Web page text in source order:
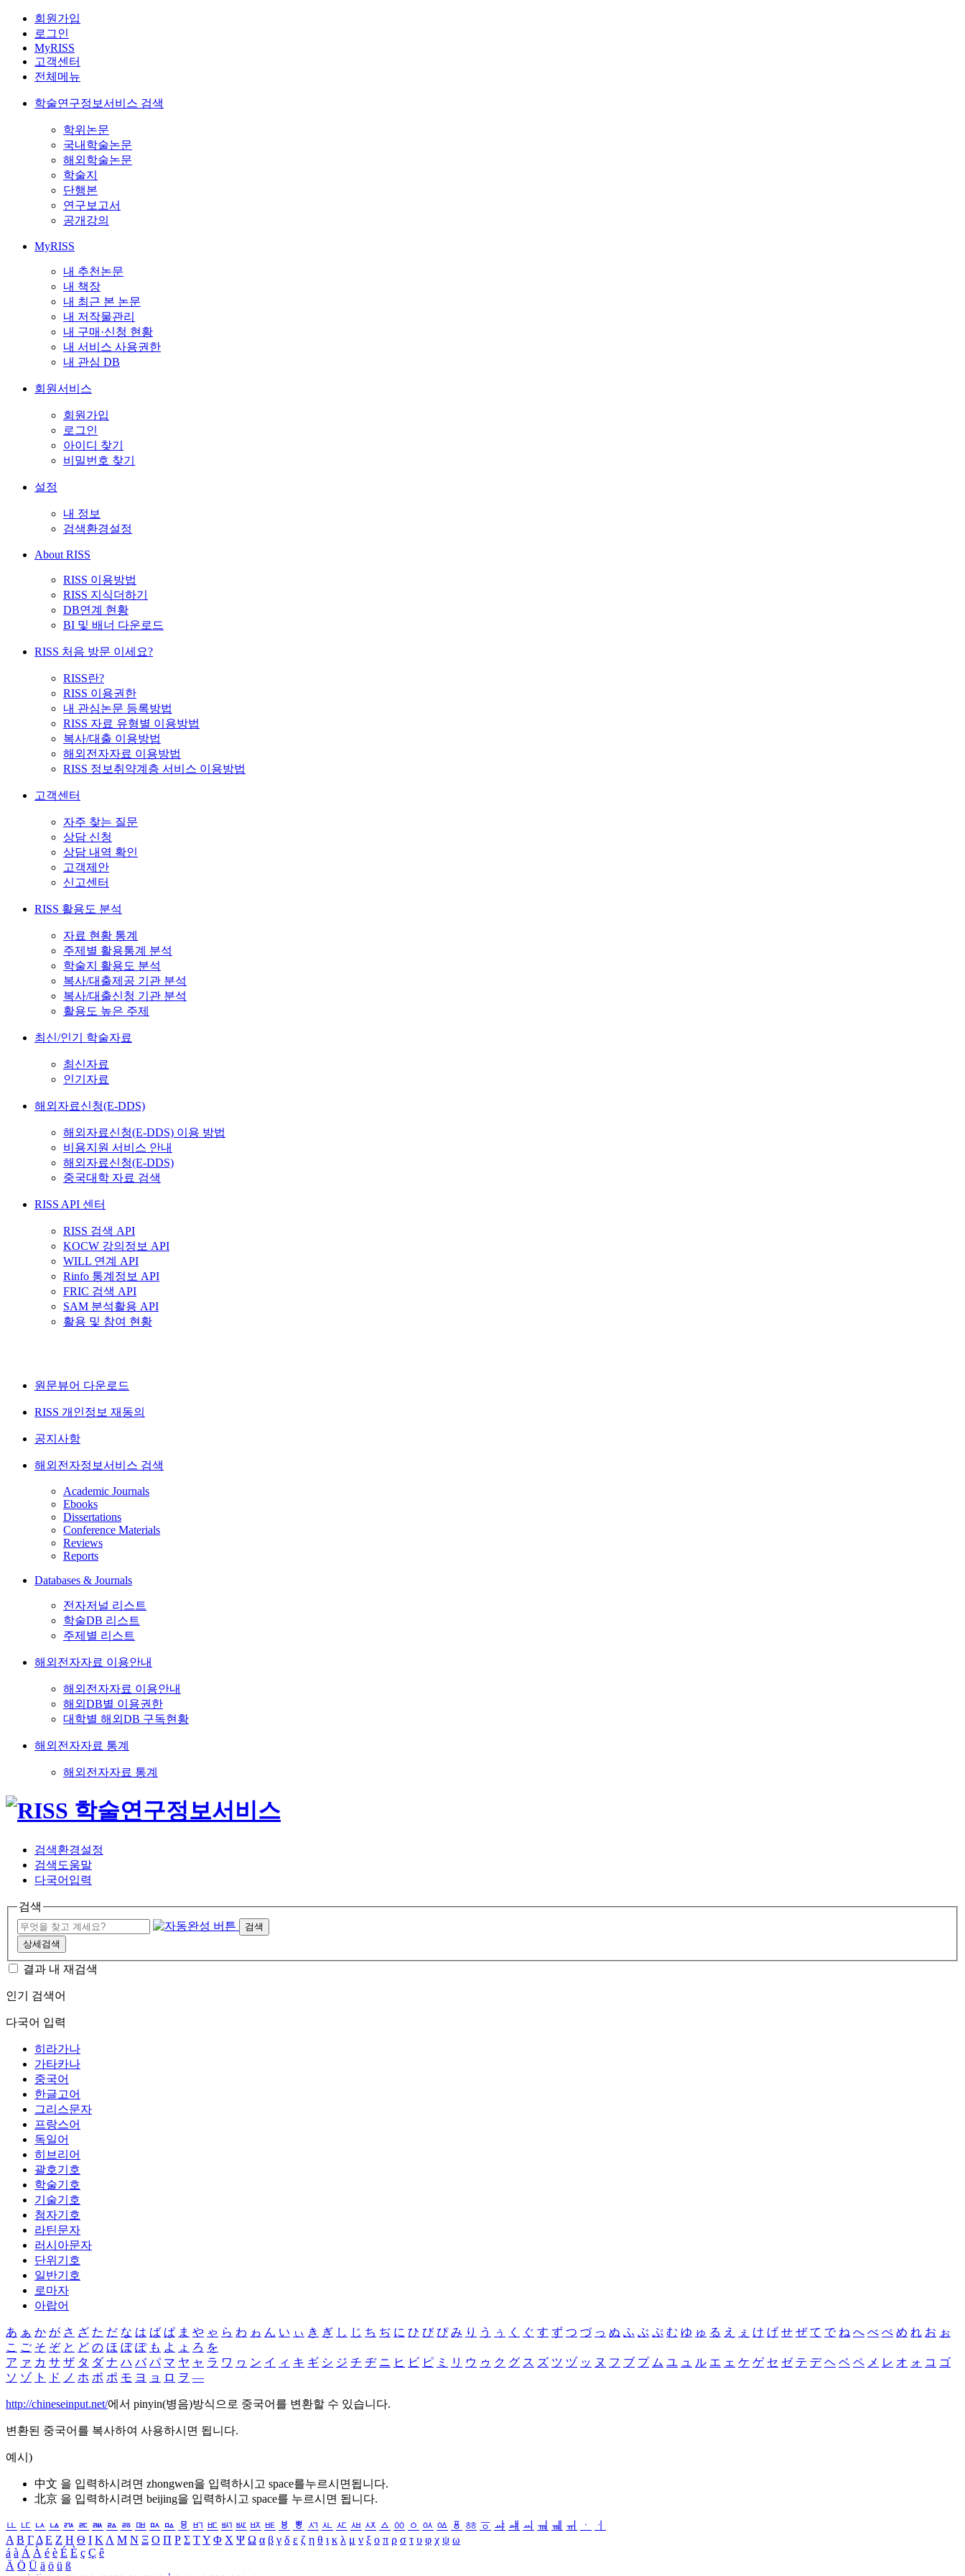
회원가입
로그인
MyRISS
고객센터
전체메뉴
학술연구정보서비스 검색
학위논문
국내학술논문
해외학술논문
학술지
단행본
연구보고서
공개강의
MyRISS
내 추천논문
내 책장
내 최근 본 논문
내 저작물관리
내 구매·신청 현황
내 서비스 사용권한
내 관심 DB
회원서비스
회원가입
로그인
아이디 찾기
비밀번호 찾기
설정
내 정보
검색환경설정
About RISS
RISS 이용방법
RISS 지식더하기
DB연계 현황
BI 및 배너 다운로드
RISS 처음 방문 이세요?
RISS란?
RISS 이용권한
내 관심논문 등록방법
RISS 자료 유형별 이용방법
복사/대출 이용방법
해외전자자료 이용방법
RISS 정보취약계층 서비스 이용방법
고객센터
자주 찾는 질문
상담 신청
상담 내역 확인
고객제안
신고센터
RISS 활용도 분석
자료 현황 통계
주제별 활용통계 분석
학술지 활용도 분석
복사/대출제공 기관 분석
복사/대출신청 기관 분석
활용도 높은 주제
최신/인기 학술자료
최신자료
인기자료
해외자료신청(E-DDS)
해외자료신청(E-DDS) 이용 방법
비용지원 서비스 안내
해외자료신청(E-DDS)
중국대학 자료 검색
RISS API 센터
RISS 검색 API
KOCW 강의정보 API
WILL 연계 API
Rinfo 통계정보 API
FRIC 검색 API
SAM 분석활용 API
활용 및 참여 현황
원문뷰어 다운로드
RISS 개인정보 재동의
공지사항
해외전자정보서비스 검색
Academic Journals
Ebooks
Dissertations
Conference Materials
Reviews
Reports
Databases & Journals
전자저널 리스트
학술DB 리스트
주제별 리스트
해외전자자료 이용안내
해외전자자료 이용안내
해외DB별 이용권한
대학별 해외DB 구독현황
해외전자자료 통계
해외전자자료 통계
검색환경설정
검색도움말
다국어입력
검색
검색
상세검색
결과 내 재검색
인기 검색어
다국어 입력
히라가나
가타카나
중국어
한글고어
그리스문자
프랑스어
독일어
히브리어
괄호기호
학술기호
기술기호
첨자기호
라틴문자
러시아문자
단위기호
일반기호
로마자
아랍어
あ ぁ か が さ ざ た だ な は ば ぱ ま や ゃ ら わ ゎ ん い ぃ き ぎ し じ ち ぢ に ひ び ぴ み り う ぅ く ぐ す ず つ づ っ ぬ ふ ぶ ぷ む ゆ ゅ る え ぇ け げ せ ぜ て で ね へ べ ぺ め れ お ぉ
こ ご そ ぞ と ど の ほ ぼ ぽ も よ ょ ろ を
ア ァ カ サ ザ タ ダ ナ ハ バ パ マ ヤ ャ ラ ワ ヮ ン イ ィ キ ギ シ ジ チ ヂ ニ ヒ ビ ピ ミ リ ウ ゥ ク グ ス ズ ツ ヅ ッ ヌ フ ブ プ ム ユ ュ ル エ ェ ケ ゲ セ ゼ テ デ ヘ ベ ペ メ レ オ ォ コ ゴ
ソ ゾ ト ド ノ ホ ボ ポ モ ヨ ョ ロ ヲ ―
http://chineseinput.net/에서 pinyin(병음)방식으로 중국어를 변환할 수 있습니다.
변환된 중국어를 복사하여 사용하시면 됩니다.
예시)
中文 을 입력하시려면 zhongwen을 입력하시고 space를누르시면됩니다.
北京 을 입력하시려면 beijing을 입력하시고 space를 누르시면 됩니다.
ㅥ ㅦ ㅧ ㅨ ㅩ ㅪ ㅫ ㅬ ㅭ ㅮ ㅯ ㅰ ㅱ ㅲ ㅳ ㅴ ㅵ ㅶ ㅷ ㅸ ㅹ ㅺ ㅻ ㅼ ㅽ ㅾ ㅿ ㆀ ㆁ ㆂ ㆃ ㆄ ㆅ ㆆ ㆇ ㆈ ㆉ ㆊ ㆋ ㆌ ㆍ
ㆎ
Α Β ΓΔ Ε Ζ Η Θ Ι ΚΛ Μ Ν Ξ Ο Π Ρ Σ ΤΥ Φ Χ Ψ Ω α β γ δ ε ζ η θ ι κ λ μ ν ξ ο π ρ σ τ υ φ χ ψ ω
á à Á À é è É È ç Ç ê
Ä Ö Ü ä ö ü ß